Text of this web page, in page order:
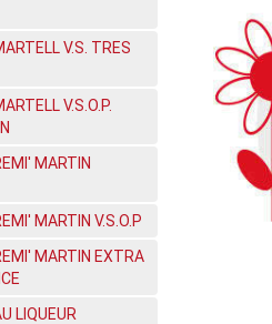
V.S. TRES
V.S.O.P.
MARTIN
MARTIN V.S.O.P
MARTIN EXTRA
LIQUEUR